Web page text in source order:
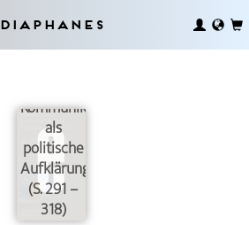
Diaphanes
Kommunikationsdesign
als
politische
Aufklärung
(S. 291 –
318)